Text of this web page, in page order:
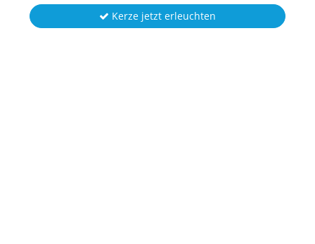
Kerze jetzt erleuchten